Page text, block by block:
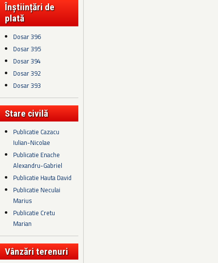
Înștiințări de
plată
Dosar 396
Dosar 395
Dosar 394
Dosar 392
Dosar 393
Stare civilă
Publicatie Cazacu
Iulian-Nicolae
Publicatie Enache
Alexandru-Gabriel
Publicatie Hauta David
Publicatie Neculai
Marius
Publicatie Cretu
Marian
Vânzări terenuri